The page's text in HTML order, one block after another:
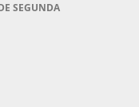
SEGUNDA